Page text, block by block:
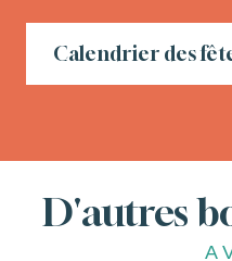
Calendrier des
D'autres
A